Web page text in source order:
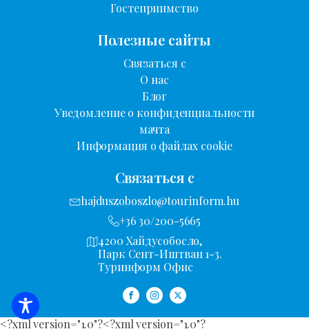
Гостеприимство
Полезные сайты
Связаться с
О нас
Блог
Уведомление о конфиденциальности
мачта
Информация о файлах cookie
Связаться с
hajduszoboszlo@tourinform.hu
+36 30/200-5665
4200 Хайдусобосло,
Парк Сент-Иштван 1-3.
Туринформ Офис
<?xml version="1.0"?<?xml version="1.0"?